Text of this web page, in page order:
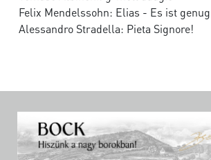
Felix Mendelssohn: Elias - Es ist genug
Alessandro Stradella: Pieta Signore!